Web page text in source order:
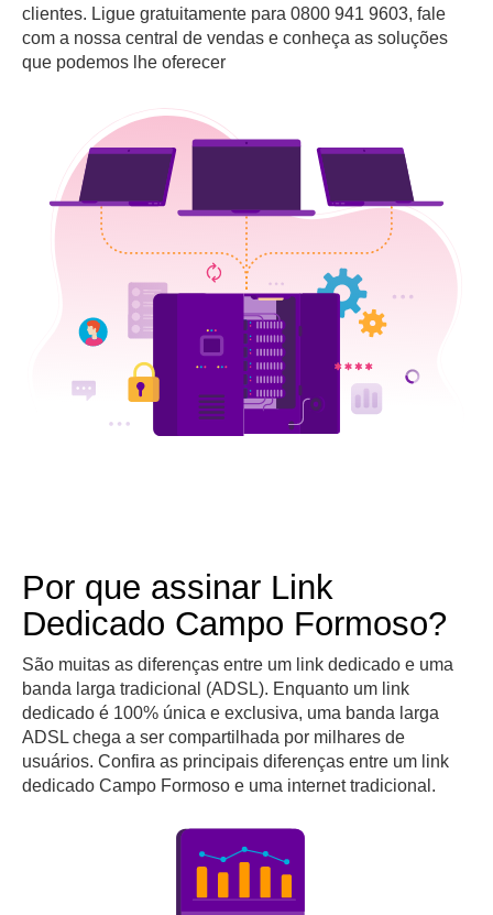
clientes. Ligue gratuitamente para 0800 941 9603, fale
com a nossa central de vendas e conheça as soluções
que podemos lhe oferecer
Por que assinar Link
Dedicado Campo Formoso?
São muitas as diferenças entre um link dedicado e uma
banda larga tradicional (ADSL). Enquanto um link
dedicado é 100% única e exclusiva, uma banda larga
ADSL chega a ser compartilhada por milhares de
usuários. Confira as principais diferenças entre um link
dedicado Campo Formoso e uma internet tradicional.